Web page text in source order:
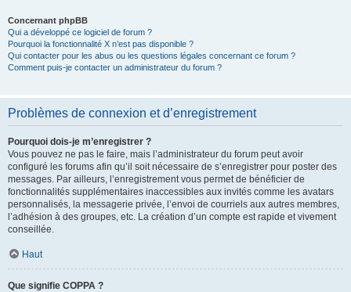
Concernant phpBB
Qui a développé ce logiciel de forum ?
Pourquoi la fonctionnalité X n’est pas disponible ?
Qui contacter pour les abus ou les questions légales concernant ce forum ?
Comment puis-je contacter un administrateur du forum ?
Problèmes de connexion et d’enregistrement
Pourquoi dois-je m’enregistrer ?
Vous pouvez ne pas le faire, mais l’administrateur du forum peut avoir
configuré les forums afin qu’il soit nécessaire de s’enregistrer pour poster des
messages. Par ailleurs, l’enregistrement vous permet de bénéficier de
fonctionnalités supplémentaires inaccessibles aux invités comme les avatars
personnalisés, la messagerie privée, l’envoi de courriels aux autres membres,
l’adhésion à des groupes, etc. La création d’un compte est rapide et vivement
conseillée.
Haut
Que signifie COPPA ?